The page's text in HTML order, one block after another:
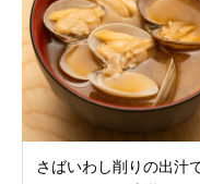
さばいわし削りの出汁